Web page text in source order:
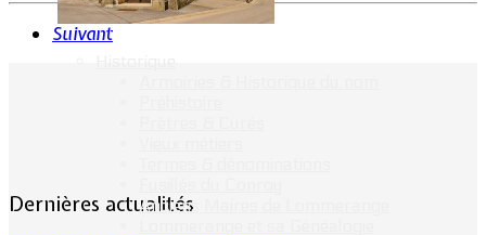
Anciens Maires de Lommerange
Suivant
Dernières actualités